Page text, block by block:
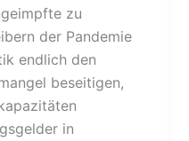
zu
der Pandemie
endlich den
beseitigen,
in